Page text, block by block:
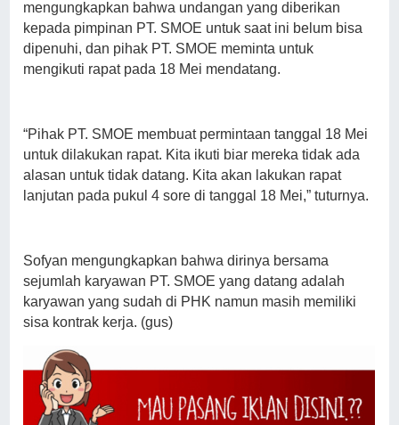
mengungkapkan bahwa undangan yang diberikan
kepada pimpinan PT. SMOE untuk saat ini belum bisa
dipenuhi, dan pihak PT. SMOE meminta untuk
mengikuti rapat pada 18 Mei mendatang.
“Pihak PT. SMOE membuat permintaan tanggal 18 Mei
untuk dilakukan rapat. Kita ikuti biar mereka tidak ada
alasan untuk tidak datang. Kita akan lakukan rapat
lanjutan pada pukul 4 sore di tanggal 18 Mei,” tuturnya.
Sofyan mengungkapkan bahwa dirinya bersama
sejumlah karyawan PT. SMOE yang datang adalah
karyawan yang sudah di PHK namun masih memiliki
sisa kontrak kerja. (gus)